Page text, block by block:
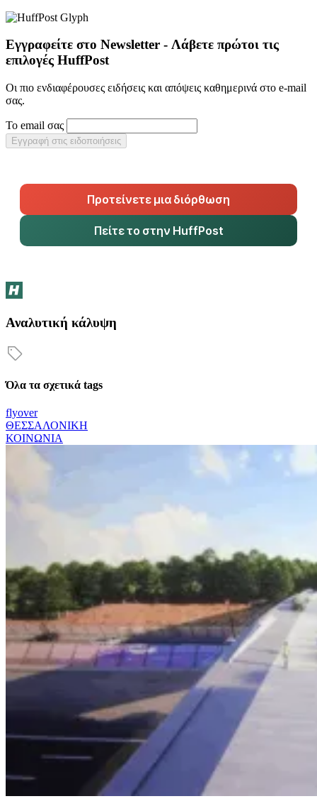
Εγγραφείτε στο Newsletter - Λάβετε πρώτοι τις
επιλογές HuffPost
Οι πιο ενδιαφέρουσες ειδήσεις και απόψεις καθημερινά στο e-mail
σας.
Το email σας
Εγγραφή στις ειδοποιήσεις
Προτείνετε μια διόρθωση
Πείτε το στην HuffPost
Αναλυτική κάλυψη
Όλα τα σχετικά tags
flyover
ΘΕΣΣΑΛΟΝΙΚΗ
ΚΟΙΝΩΝΙΑ